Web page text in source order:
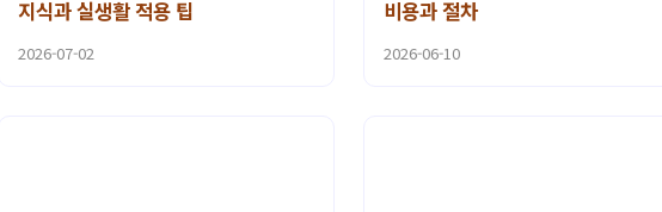
지식과 실생활 적용 팁
2026-07-02
비용과 절차
2026-06-10